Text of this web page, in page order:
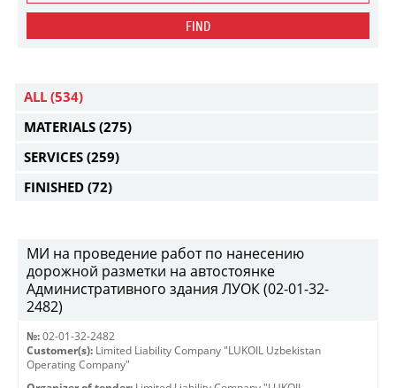
FIND
ALL (534)
MATERIALS (275)
SERVICES (259)
FINISHED (72)
МИ на проведение работ по нанесению
дорожной разметки на автостоянке
Административного здания ЛУОК (02-01-32-
2482)
№: 02-01-32-2482
Customer(s): Limited Liability Company "LUKOIL Uzbekistan
Operating Company"